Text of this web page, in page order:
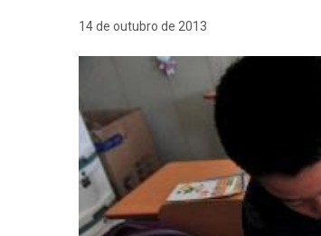
14 de outubro de 2013